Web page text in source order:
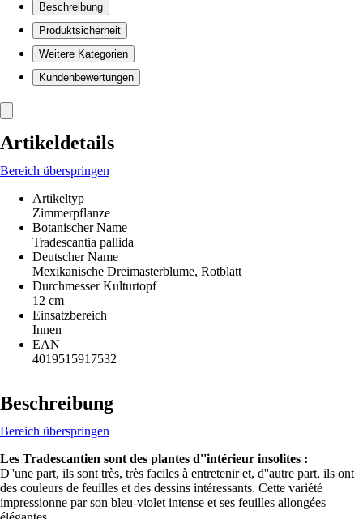
Beschreibung
Produktsicherheit
Weitere Kategorien
Kundenbewertungen
Artikeldetails
Bereich überspringen
Artikeltyp
Zimmerpflanze
Botanischer Name
Tradescantia pallida
Deutscher Name
Mexikanische Dreimasterblume, Rotblatt
Durchmesser Kulturtopf
12 cm
Einsatzbereich
Innen
EAN
4019515917532
Beschreibung
Bereich überspringen
Les Tradescantien sont des plantes d''intérieur insolites :
D''une part, ils sont très, très faciles à entretenir et, d''autre part, ils ont
des couleurs de feuilles et des dessins intéressants. Cette variété
impressionne par son bleu-violet intense et ses feuilles allongées